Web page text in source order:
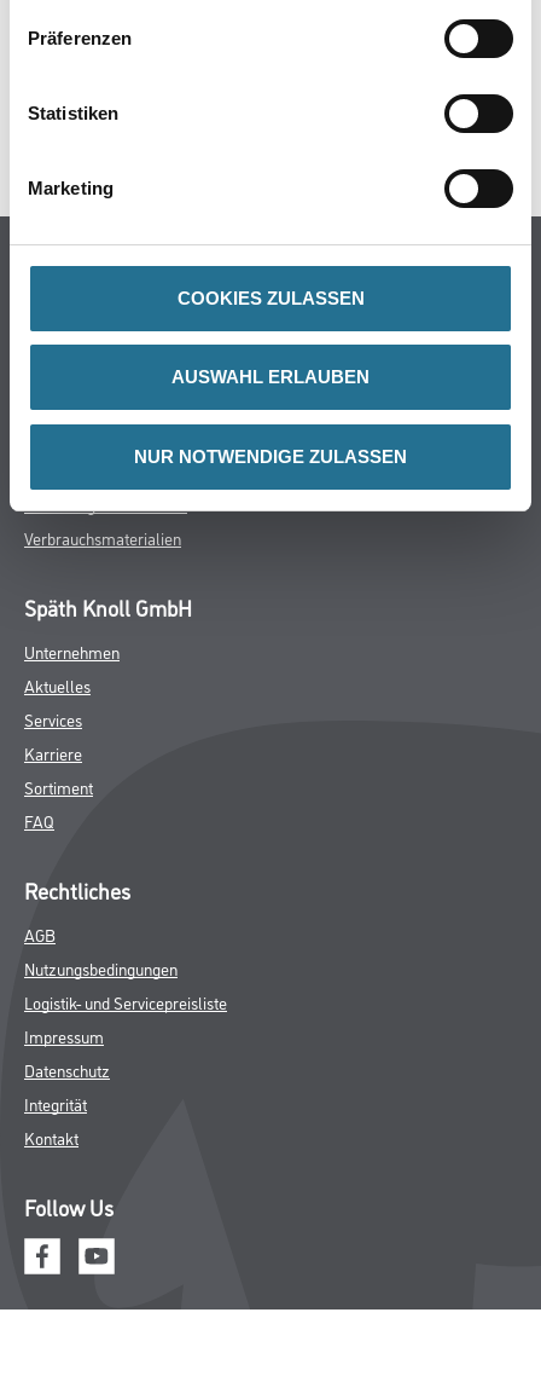
Präferenzen
Statistiken
Marketing
COOKIES ZULASSEN
AUSWAHL ERLAUBEN
NUR NOTWENDIGE ZULASSEN
EAN
4003982329738
WDV-Systeme
Wand- & Deckenbeläge
Verbrauchsmaterialien
Späth Knoll GmbH
Unternehmen
Aktuelles
Services
Karriere
Sortiment
FAQ
Rechtliches
AGB
Nutzungsbedingungen
Logistik- und Servicepreisliste
Impressum
Datenschutz
Integrität
Kontakt
Follow Us